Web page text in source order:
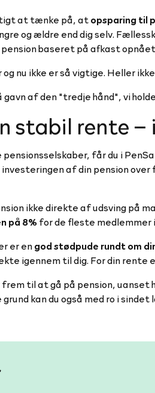
at tænke på, atopsparing til
og ældre end dig selv.
baseret på afkast
nu ikke er så vigtige. Heller
af den "tredje hånd", vi
stabil rente
pensionsselskaber, får du i
af din pension
ikke direkte af udsving på
på 8% for de fleste medlemmer
er engod stødpude rundt om
igennem til dig. For din
til at gå på pension,
kan du også med ro i